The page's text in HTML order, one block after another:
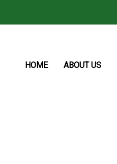
HOME ABOUT US